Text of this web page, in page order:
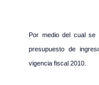
Por medio del cual se
presupuesto de
vigencia fiscal 2010.